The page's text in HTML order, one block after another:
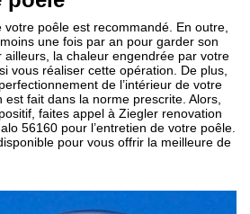
poêle est recommandé. En outre,
une fois par an pour garder son
ailleurs, la chaleur engendrée par votre
vous réaliser cette opération. De plus,
de l’intérieur de votre
fait dans la norme prescrite. Alors,
faites appel à Ziegler renovation
56160 pour l’entretien de votre poêle.
pour vous offrir la meilleure de